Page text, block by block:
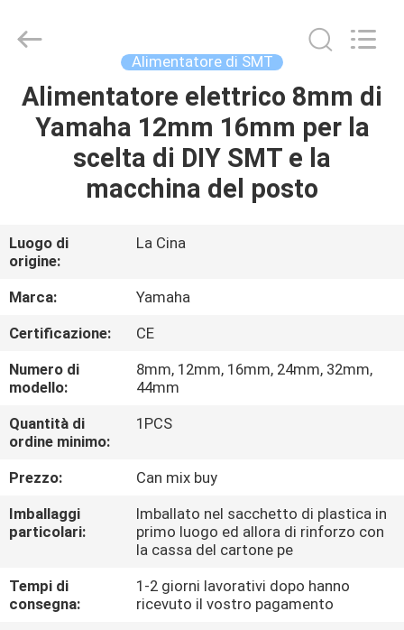
CASA
PRODOTTI
SU
DI
NOI
VISITA
ALLA
FABBRICA
CONTROLLO
DELLA
CHARMHIGH
Rights
Reserved.
Alimentatore di SMT
Alimentatore elettrico 8mm di
Yamaha 12mm 16mm per la
scelta di DIY SMT e la
macchina del posto
Luogo di
origine:
La Cina
Marca:
Yamaha
Certificazione:
CE
Numero di
modello:
8mm, 12mm, 16mm, 24mm, 32mm,
44mm
Quantità di
ordine minimo:
1PCS
Prezzo:
Can mix buy
Imballaggi
particolari:
Imballato nel sacchetto di plastica in
primo luogo ed allora di rinforzo con
la cassa del cartone pe
Tempi di
consegna:
1-2 giorni lavorativi dopo hanno
ricevuto il vostro pagamento